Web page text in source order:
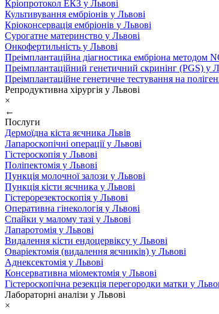
Кріопротокол ЕКЗ у Львові
Культивування ембріонів у Львові
Кріоконсервація ембріонів у Львові
Сурогатне материнство у Львові
Онкофертильність у Львові
Преімплантаційна діагностика ембріона методом
Преімплантаційний генетичний скринінг (PGS) у
Преімплантаційне генетичне тестування на
Репродуктивна хірургія у Львові
×
←
Послуги
Дермоїдна кіста яєчника Львів
Лапароскопічні операції у Львові
Гістероскопія у Львові
Поліпектомія у Львові
Пункція молочної залози у Львові
Пункція кісти яєчника у Львові
Гістерорезектоскопія у Львові
Оперативна гінекологія у Львові
Спайки у малому тазі у Львові
Лапаротомія у Львові
Видалення кісти ендоцервіксу у Львові
Оваріектомія (видалення яєчників) у Львові
Аднексектомія у Львові
Консервативна міомектомія у Львові
Гістероскопічна резекція перегородки матки у
Лабораторні аналізи у Львові
×